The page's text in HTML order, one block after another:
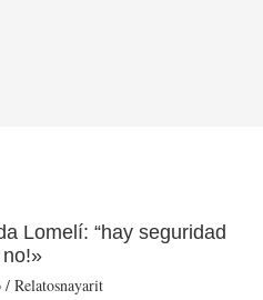
Lomelí: “hay seguridad
/ Relatosnayarit